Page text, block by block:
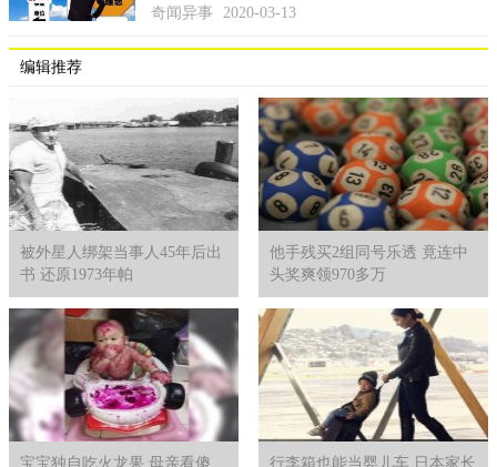
奇闻异事 2020-03-13
编辑推荐
被外星人绑架当事人45年后出
书 还原1973年帕
他手残买2组同号乐透 竟连中
头奖爽领970多万
宝宝独自吃火龙果 母亲看傻 行李箱也能当婴儿车 日本家长